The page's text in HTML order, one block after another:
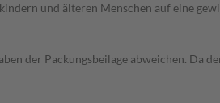
und älteren Menschen auf eine
der Packungsbeilage abweichen.